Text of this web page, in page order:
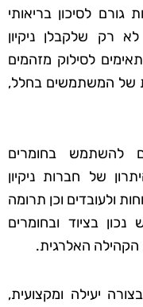
גורם לסיכון בריאותי
רק שלקבלן ניקיון
לסילוק מזהמים
של המשתמשים בחלל,
להשתמש בחומרים
של חברות ניקיון
ולעובדים וכן תרומה
בציוד ובחומרים
האלרגית.
יעילה ומקצועית,